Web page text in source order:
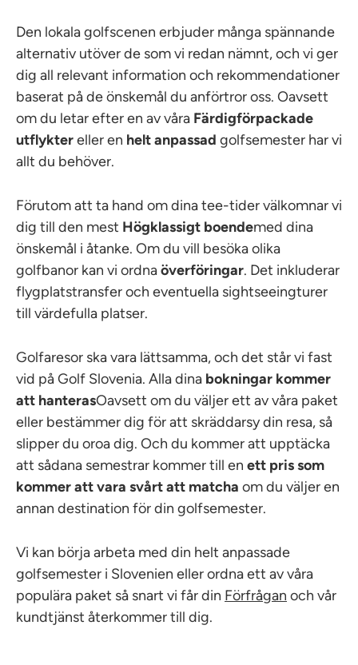
Den lokala golfscenen erbjuder många spännande
alternativ utöver de som vi redan nämnt, och vi ger
dig all relevant information och rekommendationer
baserat på de önskemål du anförtror oss. Oavsett
om du letar efter en av våra Färdigförpackade
utflyktereller en helt anpassad golfsemester har vi
allt du behöver.
Förutom att ta hand om dina tee-tider välkomnar vi
dig till den mest Högklassigt boendemed dina
önskemål i åtanke. Om du vill besöka olika
golfbanor kan vi ordnaöverföringar. Det inkluderar
flygplatstransfer och eventuella sightseeingturer
till värdefulla platser.
Golfaresor ska vara lättsamma, och det står vi fast
vid på Golf Slovenia. Alla dina bokningar kommer
att hanterasOavsett om du väljer ett av våra paket
eller bestämmer dig för att skräddarsy din resa, så
slipper du oroa dig. Och du kommer att upptäcka
att sådana semestrar kommer till en ett pris som
kommer att vara svårt att matcha om du väljer en
annan destination för din golfsemester.
Vi kan börja arbeta med din helt anpassade
golfsemester i Slovenien eller ordna ett av våra
populära paket så snart vi får din Förfrågan och vår
kundtjänst återkommer till dig.